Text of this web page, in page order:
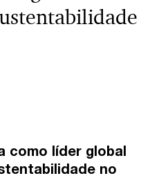
como líder global
no